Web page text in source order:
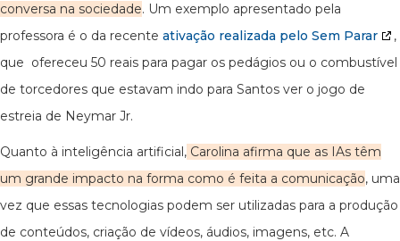
conversa na sociedade. Um exemplo apresentado pela
professora é o da recente ativação realizada pelo Sem Parar
,
que ofereceu 50 reais para pagar os pedágios ou o combustível
de torcedores que estavam indo para Santos ver o jogo de
estreia de Neymar Jr.
Quanto à inteligência artificial, Carolina afirma que as IAs têm
um grande impacto na forma como é feita a comunicação, uma
vez que essas tecnologias podem ser utilizadas para a produção
de conteúdos, criação de vídeos, áudios, imagens, etc. A